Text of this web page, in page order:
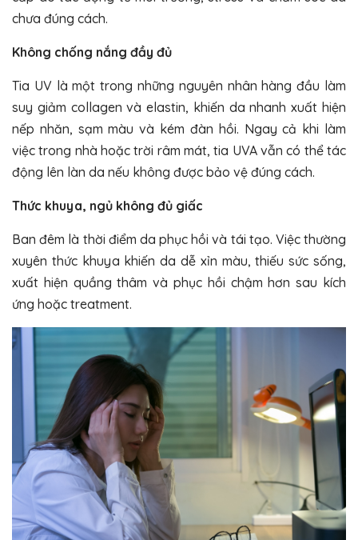
chưa đúng cách.
Không chống nắng đầy đủ
Tia UV là một trong những nguyên nhân hàng đầu làm
suy giảm collagen và elastin, khiến da nhanh xuất hiện
nếp nhăn, sạm màu và kém đàn hồi. Ngay cả khi làm
việc trong nhà hoặc trời râm mát, tia UVA vẫn có thể tác
động lên làn da nếu không được bảo vệ đúng cách.
Thức khuya, ngủ không đủ giấc
Ban đêm là thời điểm da phục hồi và tái tạo. Việc thường
xuyên thức khuya khiến da dễ xỉn màu, thiếu sức sống,
xuất hiện quầng thâm và phục hồi chậm hơn sau kích
ứng hoặc treatment.